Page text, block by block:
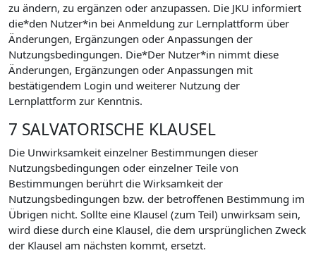
zu ändern, zu ergänzen oder anzupassen. Die JKU informiert
die*den Nutzer*in bei Anmeldung zur Lernplattform über
Änderungen, Ergänzungen oder Anpassungen der
Nutzungsbedingungen. Die*Der Nutzer*in nimmt diese
Änderungen, Ergänzungen oder Anpassungen mit
bestätigendem Login und weiterer Nutzung der
Lernplattform zur Kenntnis.
7 SALVATORISCHE KLAUSEL
Die Unwirksamkeit einzelner Bestimmungen dieser
Nutzungsbedingungen oder einzelner Teile von
Bestimmungen berührt die Wirksamkeit der
Nutzungsbedingungen bzw. der betroffenen Bestimmung im
Übrigen nicht. Sollte eine Klausel (zum Teil) unwirksam sein,
wird diese durch eine Klausel, die dem ursprünglichen Zweck
der Klausel am nächsten kommt, ersetzt.